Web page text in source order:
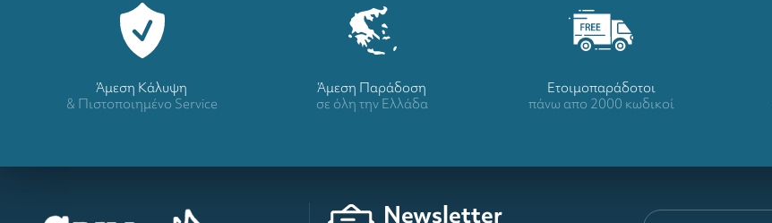
Άμεση Κάλυψη
& Πιστοποιημένο Service
Άμεση Παράδοση
σε όλη την Ελλάδα
Ετοιμοπαράδοτοι
πάνω απο 2000 κωδικοί
Newsletter